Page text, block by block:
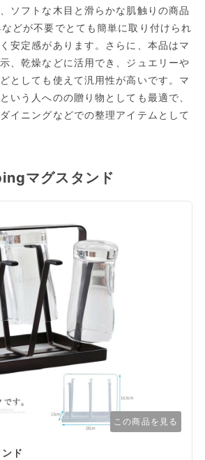
ソフトな木目と滑らかな肌触りの商品
どが不要でとても簡単に取り付けられ
安定感があります。さらに、本品はマ
、乾燥などに活用でき、ジュエリーや
としても使えて汎用性が高いです。マ
いう人へのの贈り物としても最適で、
イニングなどでの整理アイテムとして
マグスタンド
この商品を見る
ド